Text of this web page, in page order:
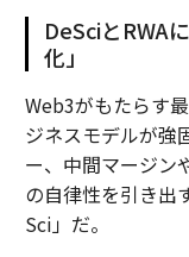
DeSciとRWA
化」
Web3がもたらす
ジネスモデルが強
ー、中間マージン
の自律性を引き出
Sci」だ。